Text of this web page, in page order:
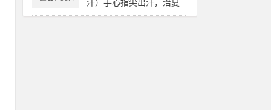
汗）手心指尖出汗，治夏
天手心出汗、暴皮、手指